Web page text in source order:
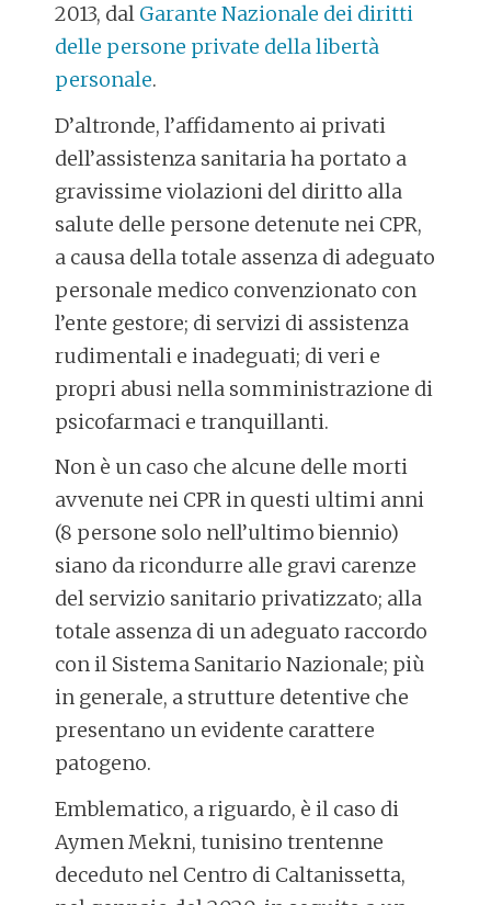
2013, dal Garante Nazionale dei diritti
delle persone private della libertà
personale.
D’altronde, l’affidamento ai privati
dell’assistenza sanitaria ha portato a
gravissime violazioni del diritto alla
salute delle persone detenute nei CPR,
a causa della totale assenza di adeguato
personale medico convenzionato con
l’ente gestore; di servizi di assistenza
rudimentali e inadeguati; di veri e
propri abusi nella somministrazione di
psicofarmaci e tranquillanti.
Non è un caso che alcune delle morti
avvenute nei CPR in questi ultimi anni
(8 persone solo nell’ultimo biennio)
siano da ricondurre alle gravi carenze
del servizio sanitario privatizzato; alla
totale assenza di un adeguato raccordo
con il Sistema Sanitario Nazionale; più
in generale, a strutture detentive che
presentano un evidente carattere
patogeno.
Emblematico, a riguardo, è il caso di
Aymen Mekni, tunisino trentenne
deceduto nel Centro di Caltanissetta,